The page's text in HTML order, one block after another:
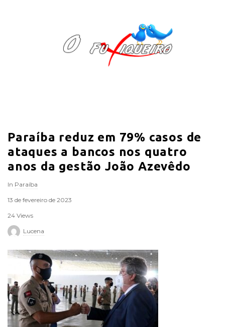
F
q
u
e
r
o
Paraíba reduz em 79% casos de
ataques a bancos nos quatro
anos da gestão João Azevêdo
In Paraíba
13 de fevereiro de 2023
24 Views
Lucena